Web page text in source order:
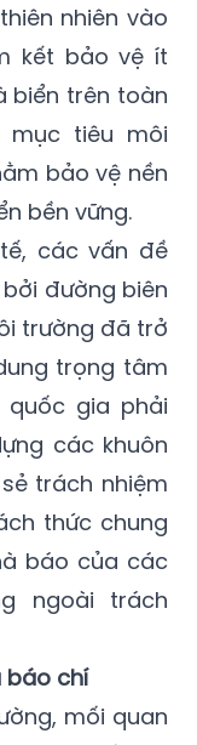
nhiên vào
kết bảo vệ ít
biển trên toàn
mục tiêu môi
bảo vệ nền
bền vững.
các vấn đề
đường biên
trường đã trở
trọng tâm
gia phải
các khuôn
trách nhiệm
thức chung
báo của các
ngoài trách
báo chí
mối quan